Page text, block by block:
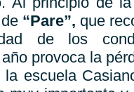
“Pare”, que
de los
provoca la
escuela